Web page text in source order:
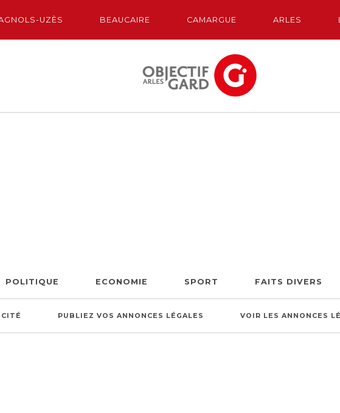
UZÈS BEAUCAIRE CAMARGUE ARLES
POLITIQUE ECONOMIE SPORT FAITS DIVERS
PUBLIEZ VOS ANNONCES LÉGALES VOIR LES ANNONCES